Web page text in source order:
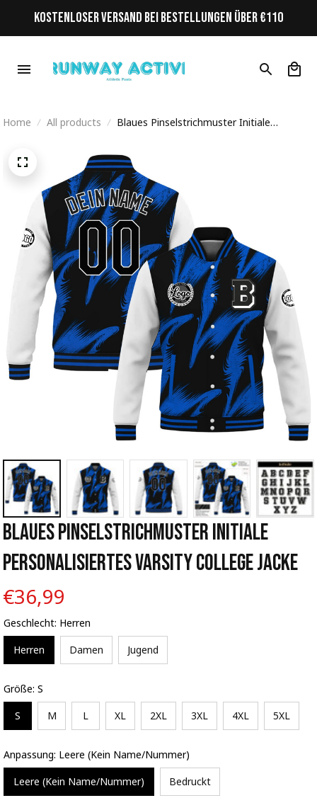
KOSTENLOSER VERSAND BEI BESTELLUNGEN ÜBER €110
Home All products
Blaues Pinselstrichmuster Initiale
Blaues Pinselstrichmuster Initiale
Personalisiertes Varsity College Jacke
€36,99
Geschlecht: Herren
Herren Damen Jugend
Größe: S
S M L XL 2XL 3XL 4XL 5XL
Anpassung: Leere (Kein Name/Nummer)
Leere (Kein Name/Nummer) Bedruckt